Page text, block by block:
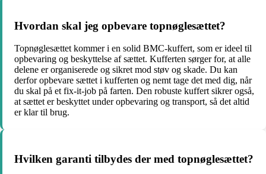
Hvordan skal jeg opbevare topnøglesættet?
Topnøglesættet kommer i en solid BMC-kuffert, som er ideel til
opbevaring og beskyttelse af sættet. Kufferten sørger for, at alle
delene er organiserede og sikret mod støv og skade. Du kan
derfor opbevare sættet i kufferten og nemt tage det med dig, når
du skal på et fix-it-job på farten. Den robuste kuffert sikrer også,
at sættet er beskyttet under opbevaring og transport, så det altid
er klar til brug.
Hvilken garanti tilbydes der med topnøglesættet?